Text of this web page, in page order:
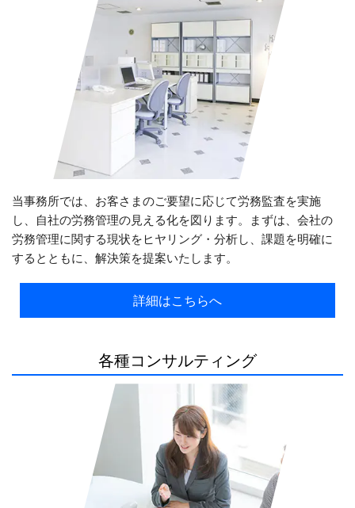
当事務所では、お客さまのご要望に応じて労務監査を実施
し、自社の労務管理の見える化を図ります。まずは、会社の
労務管理に関する現状をヒヤリング・分析し、課題を明確に
するとともに、解決策を提案いたします。
詳細はこちらへ
各種コンサルティング